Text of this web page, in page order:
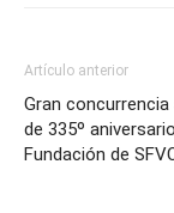
Artículo anterior
Gran
de 335º
Fundación de